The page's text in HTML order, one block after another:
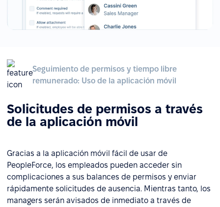
Seguimiento de permisos y tiempo libre
remunerado: Uso de la aplicación móvil
Solicitudes de permisos a través
de la aplicación móvil
Gracias a la aplicación móvil fácil de usar de
PeopleForce, los empleados pueden acceder sin
complicaciones a sus balances de permisos y enviar
rápidamente solicitudes de ausencia. Mientras tanto, los
managers serán avisados de inmediato a través de